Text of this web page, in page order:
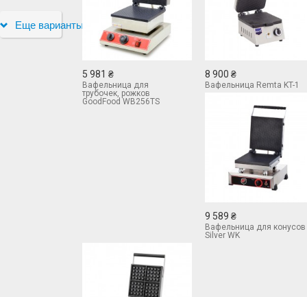
Еще варианты
5 981 ₴
Вафельница для
трубочек, рожков
GoodFood WB256TS
8 900 ₴
Вафельница Remta KT-1
9 589 ₴
Вафельница для конусов
Silver WK